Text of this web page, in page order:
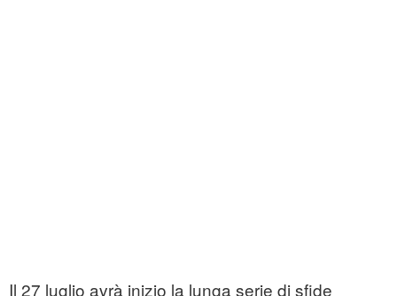
Il 27 luglio avrà inizio la lunga serie di sfide